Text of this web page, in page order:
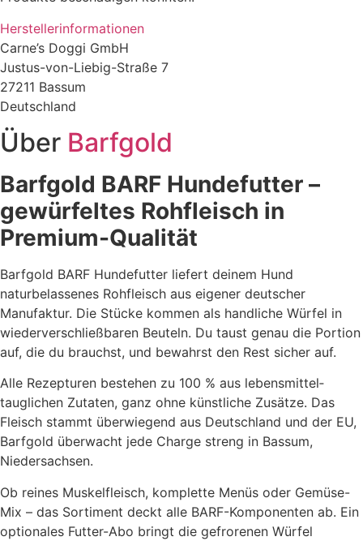
Herstellerinformationen
Carne’s Doggi GmbH
Justus-von-Liebig-Straße 7
27211 Bassum
Deutschland
Über Barfgold
Barfgold BARF Hundefutter –
gewürfeltes Rohfleisch in
Premium-Qualität
Barfgold BARF Hundefutter liefert deinem Hund
naturbelassenes Rohfleisch aus eigener deutscher
Manufaktur. Die Stücke kommen als handliche Würfel in
wiederverschließbaren Beuteln. Du taust genau die Portion
auf, die du brauchst, und bewahrst den Rest sicher auf.
Alle Rezepturen bestehen zu 100 % aus lebensmittel­
tauglichen Zutaten, ganz ohne künstliche Zusätze. Das
Fleisch stammt überwiegend aus Deutschland und der EU,
Barfgold überwacht jede Charge streng in Bassum,
Niedersachsen.
Ob reines Muskelfleisch, komplette Menüs oder Gemüse-
Mix – das Sortiment deckt alle BARF-Komponenten ab. Ein
optionales Futter-Abo bringt die gefrorenen Würfel